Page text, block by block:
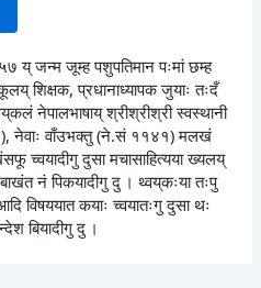
य् जन्म जूम्ह पशुपतिमान पःमां छम्ह
शिक्षक, प्रधानाध्यापक जुयाः तःदँ
नेपालभाषाय् श्रीश्रीश्री स्वस्थानी
नेवाः वाँउभक्तु (ने.सं ११४१) मलखं
च्वयादीगु दुसा मचासाहित्यया ख्यलय्
नं पिकयादीगु दु । थ्वय्‌कःया तःपु
विषययात कयाः च्वयातःगु दुसा थः
बियादीगु दु ।